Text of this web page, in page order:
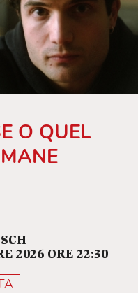
O QUEL
2026 ORE 22:30